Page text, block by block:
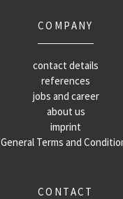
COMPANY
contact details
references
jobs and career
about us
imprint
General Terms and
CONTACT